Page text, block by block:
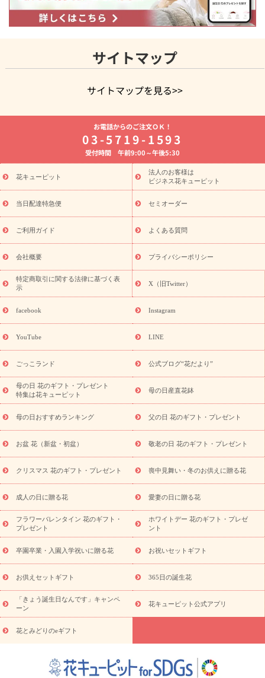
サイトマップ
サイトマップを見る>>
よく贈られる花
お祝いの花特集
誕生日フラワーギフト特集
8月の誕生花(トルコキキョウ)
開店・開業祝い
お供え・お悔やみ お供え・お悔やみの花
通夜・葬儀に贈る花 胡蝶蘭・花鉢
ーブドフラワー
季節のイベント
ひまわり ギフト・プレゼント
特集
お盆 花（新盆・初盆） 季節のイベント
お盆 花（新
盆・初盆）
お盆 花（新盆・初盆）
お盆・お供え 花とセットギ
フト
お盆・お供え プリザーブドフラワー
ひまわり ギフト・プ
レゼント特集
夏の花贈り・お中元・暑中見舞い 花のギフト特集
敬老の日におくる花ギフト・プレゼント特集
花ギフト・プレゼント特集
敬老の日 花のおすすめランキング
敬
老の日 花鉢植えのギフト・プレゼント特集
敬老の日 花とセットギ
フト・プレゼント特集
敬老の日の花 全てのギフト一覧
キャン
ペーン
映画『ウォーターガーディアンズ』コラボキャンペーン
「きょう誕生日なんです」キャンペーン
誕生日の花を探す
誕生日フラワーギフト 誕生日フラワーギフト特集
(トルコキキョウ)
9月の誕生花(リンドウ)
ら探す
お祝いの花特集 当日配達特急便 お祝い商品一覧
念日
結婚祝い 出産祝い 退院祝い・快気祝い
寿祝い
プチギフト ペットのお祝いフラワー
供え・お悔やみ商品一覧
お供え・お悔やみの花
四十九日法要以
お供え プリザーブドフラワー
ペットのお供えフラワー
お盆（新
盆・初盆）
その他 お祝い返し お見舞い
お取り寄せギフト
ビジネス用
ご自宅用 観葉植物 ミディ胡蝶蘭
プリザーブ
ドフラワー
スタイルから探す アレンジメント 花束
スタ
ンド花
お祝い お供え・お悔やみ 胡蝶蘭 胡蝶蘭・花鉢
ディ胡蝶蘭・お祝い
ミディ胡蝶蘭・お供え
世界初の青色胡蝶蘭
観葉植物
観葉植物 産直多肉植物
プリザーブドフラワー
お祝い
お供え・お悔やみ 花とセットギフト
セミオーダー
プチギフト（hanamore -ハナモア-）
花とみどりのeギフト
キューピットのeGfit
カラー ピンク イエローオレンジ
レッ
ド
お花の種類 トルコキキョウ
お祝い お祝い・3000円～ お祝い・4000円～
お祝い・
5000円～
お祝い・7000円～ お祝い・ 10000円～
お供え・お
悔やみ
円～
お供え・お悔やみ・
いのマナー
定年退職祝いのマナー
お祝いを贈るときのマナー・
お電話からのご注文ＯＫ！
03-5719-1593
受付時間 午前9:00～午後5:30
花キューピット
法人のお客様は
ビジネス花キューピット
当日配達特急便 セミオーダー
ご利用ガイド よくある質問
会社概要 プライバシーポリシー
特定商取引に関する法律に基づく表
示
X（旧Twitter）
facebook Instagram
YouTube LINE
ごっこランド 公式ブログ“花だより”
母の日 花のギフト・プレゼント
特集は花キューピット
母の日産直花鉢
母の日おすすめランキング 父の日 花のギフト・プレゼント
お盆 花（新盆・初盆） 敬老の日 花のギフト・プレゼント
クリスマス 花のギフト・プレゼント 喪中見舞い・冬のお供えに贈る花
成人の日に贈る花 愛妻の日に贈る花
フラワーバレンタイン 花のギフト・
プレゼント
ホワイトデー 花のギフト・プレゼ
ント
卒園卒業・入園入学祝いに贈る花 お祝いセットギフト
お供えセットギフト 365日の誕生花
「きょう誕生日なんです」キャンペ
ーン
花キューピット公式アプリ
花とみどりのeギフト